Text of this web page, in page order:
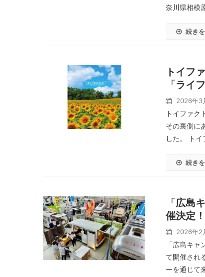
奈川県相模
続き
トイフ
「ライ
2026年3
トイファク
その裏側に
した。 ト
続き
「広島
催決定！
2026年2
「広島キ
て開催され
ーを通じて